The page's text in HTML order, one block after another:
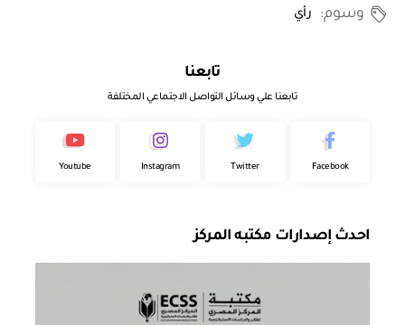
وسوم: رأي
تابعنا
تابعنا علي وسائل التواصل الاجتماعي المختلفة
Facebook
Twitter
Instagram
Youtube
احدث إصدارات مكتبه المركز